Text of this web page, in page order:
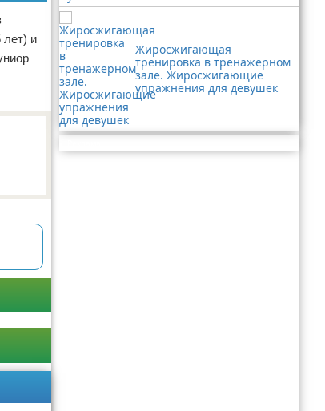
лет) и
Жиросжигающая
тренировка в тренажерном
зале. Жиросжигающие
упражнения для девушек